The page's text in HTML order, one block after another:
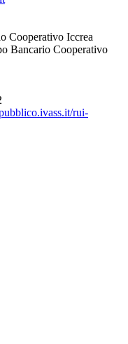
Cooperativo Iccrea
Bancario Cooperativo
rui-